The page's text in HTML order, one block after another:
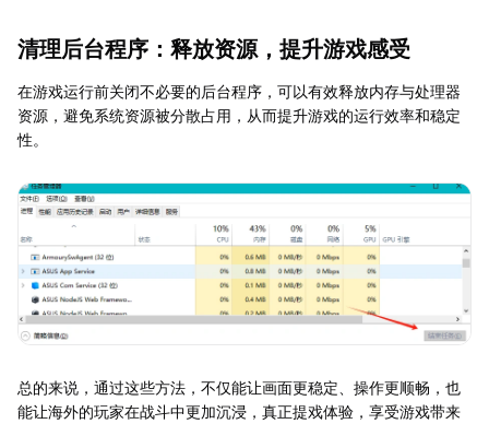
清理后台程序：释放资源，提升游戏感受
在游戏运行前关闭不必要的后台程序，可以有效释放内存与处理器
资源，避免系统资源被分散占用，从而提升游戏的运行效率和稳定
性。
总的来说，通过这些方法，不仅能让画面更稳定、操作更顺畅，也
能让海外的玩家在战斗中更加沉浸，真正提戏体验，享受游戏带来